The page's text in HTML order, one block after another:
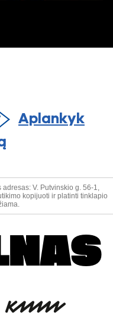
Aplankyk
V. Putvinskio g. 56-1,
kopijuoti ir platinti tinklapio